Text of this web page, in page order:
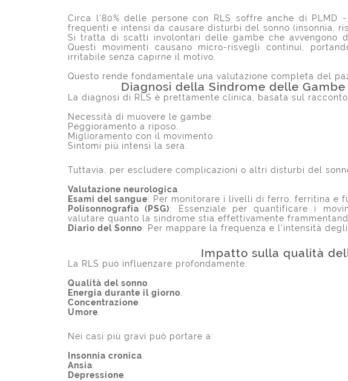
Circa l'80% delle persone con RLS soffre anche di PLMD
frequenti e intensi da causare disturbi del sonno (insonnia,
Si tratta di scatti involontari delle gambe che avvengono
Questi movimenti causano micro-risvegli continui,
irritabile senza capirne il motivo.
Questo rende fondamentale una valutazione completa del
Diagnosi della Sindrome delle Gambe
La diagnosi di RLS è prettamente clinica, basata sul
Necessità di muovere le gambe.
Peggioramento a riposo.
Miglioramento con il movimento.
Sintomi più intensi la sera.
Tuttavia, per escludere complicazioni o altri disturbi del
Valutazione neurologica
Esami del sangue: Per monitorare i livelli di ferro, ferritina e
Polisonnografia (PSG): Essenziale per quantificare i
valutare quanto la sindrome stia effettivamente
Diario del Sonno: Per mappare la frequenza e l'intensità
Impatto sulla qualità
La RLS può influenzare profondamente:
Qualità del sonno
Energia durante il giorno
Concentrazione
Umore
Nei casi più gravi può portare a:
Insonnia cronica
Ansia
Depressione